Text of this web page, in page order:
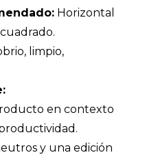
Horizontal
limpio,
en contexto
y una edición